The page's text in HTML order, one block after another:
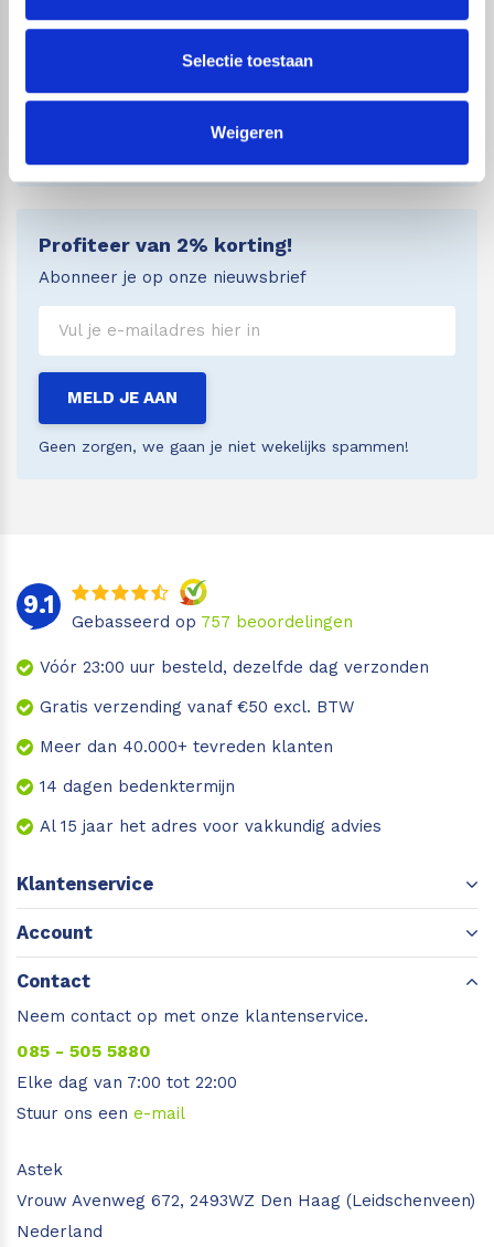
Selectie toestaan
Weigeren
Profiteer van 2% korting!
Abonneer je op onze nieuwsbrief
Geen zorgen, we gaan je niet wekelijks spammen!
MELD JE AAN
9.1
Gebasseerd op 757 beoordelingen
Vóór 23:00 uur besteld, dezelfde dag verzonden
Gratis verzending vanaf €50 excl. BTW
Meer dan 40.000+ tevreden klanten
14 dagen bedenktermijn
Al 15 jaar het adres voor vakkundig advies
Klantenservice
Account
Contact
Neem contact op met onze klantenservice.
085 - 505 5880
Elke dag van 7:00 tot 22:00
Stuur ons een e-mail
Astek
Vrouw Avenweg 672, 2493WZ Den Haag (Leidschenveen)
Nederland